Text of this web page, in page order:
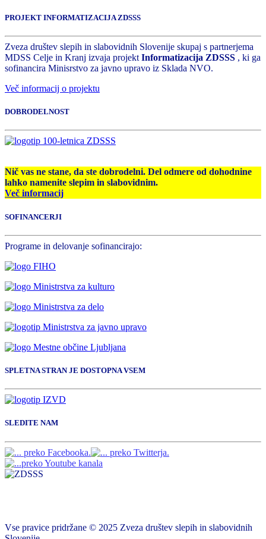
PROJEKT INFORMATIZACIJA ZDSSS
Zveza društev slepih in slabovidnih Slovenije skupaj s partnerjema
MDSS Celje in Kranj izvaja projekt Informatizacija ZDSSS , ki ga
sofinancira Minisrstvo za javno upravo iz Sklada NVO.
Več informacij o projektu
DOBRODELNOST
Nič vas ne stane, da ste dobrodelni. Del odmere od dohodnine
lahko namenite slepim in slabovidnim.
Več informacij
SOFINANCERJI
Programe in delovanje sofinancirajo:
SPLETNA STRAN JE DOSTOPNA VSEM
SLEDITE NAM
Vse pravice pridržane © 2025 Zveza društev slepih in slabovidnih